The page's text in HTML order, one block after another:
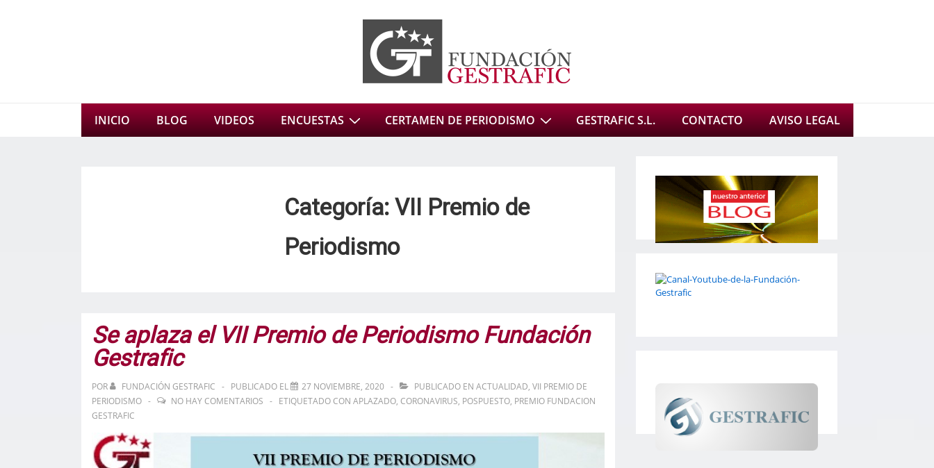
INICIO BLOG VIDEOS ENCUESTAS CERTAMEN DE PERIODISMO GESTRAFIC S.L. CONTACTO AVISO LEGAL
Categoría: VII Premio de
Periodismo
Se aplaza el VII Premio de Periodismo Fundación
Gestrafic
POR FUNDACIÓN GESTRAFIC PUBLICADO EL 27 NOVIEMBRE, 2020 PUBLICADO EN ACTUALIDAD, VII PREMIO DE
PERIODISMO
NO HAY COMENTARIOS ETIQUETADO CON APLAZADO, CORONAVIRUS, POSPUESTO, PREMIO FUNDACION
GESTRAFIC